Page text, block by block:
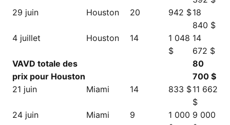
29 juin
Houston 20 942 $18
840 $
4 juillet
Houston 14
1 048
$
14
672 $
VAVD totale des
prix pour Houston
80
700 $
21 juin
Miami 14 833 $11 662
$
24 juin
Miami 9
1 000 9 000